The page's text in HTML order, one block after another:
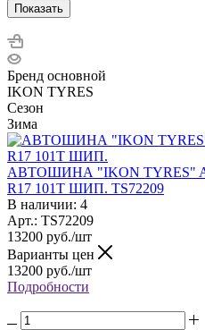
Показать
Бренд основной
IKON TYRES
Сезон
Зима
АВТОШИНА "IKON TYRES"
R17 101T ШИП. TS72209
В наличии: 4
Арт.: TS72209
13200 руб./шт
Варианты цен
13200 руб./шт
Подробности